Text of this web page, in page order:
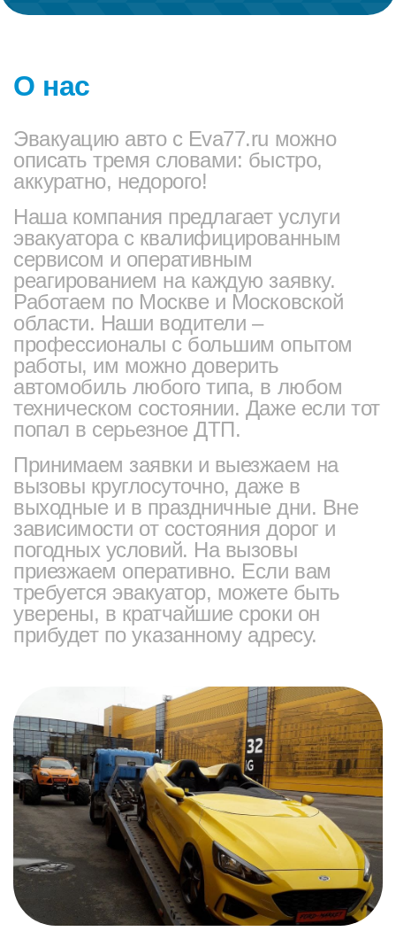
О нас
Эвакуацию авто с Eva77.ru можно
описать тремя словами: быстро,
аккуратно, недорого!
Наша компания предлагает услуги
эвакуатора с квалифицированным
сервисом и оперативным
реагированием на каждую заявку.
Работаем по Москве и Московской
области. Наши водители –
профессионалы с большим опытом
работы, им можно доверить
автомобиль любого типа, в любом
техническом состоянии. Даже если тот
попал в серьезное ДТП.
Принимаем заявки и выезжаем на
вызовы круглосуточно, даже в
выходные и в праздничные дни. Вне
зависимости от состояния дорог и
погодных условий. На вызовы
приезжаем оперативно. Если вам
требуется эвакуатор, можете быть
уверены, в кратчайшие сроки он
прибудет по указанному адресу.